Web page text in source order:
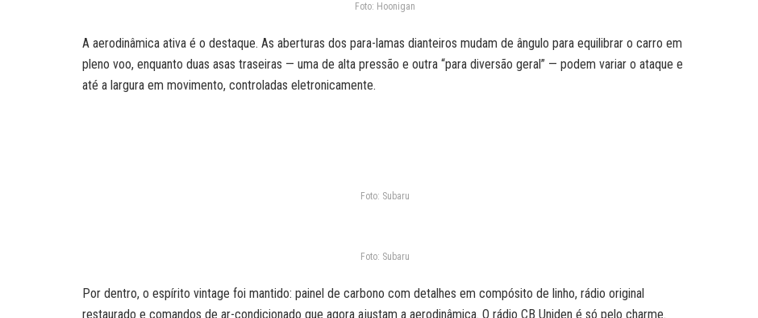
Foto: Hoonigan
A aerodinâmica ativa é o destaque. As aberturas dos para-lamas dianteiros mudam de ângulo para equilibrar o carro em
pleno voo, enquanto duas asas traseiras — uma de alta pressão e outra “para diversão geral” — podem variar o ataque e
até a largura em movimento, controladas eletronicamente.
Foto: Subaru
Foto: Subaru
Por dentro, o espírito vintage foi mantido: painel de carbono com detalhes em compósito de linho, rádio original
restaurado e comandos de ar-condicionado que agora ajustam a aerodinâmica. O rádio CB Uniden é só pelo charme.